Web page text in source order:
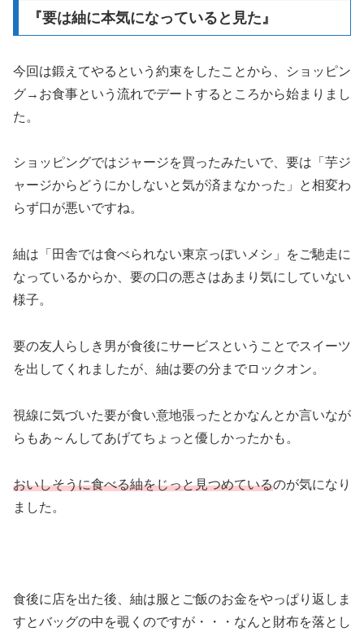
『要は紬に本気になっていると見た』
今回は鍛えてやるという約束をしたことから、ショッピン
グ→お食事という流れでデートするところから始まりまし
た。
ショッピングではジャージを買ったみたいで、要は「芋ジ
ャージからどうにかしないと気が済まなかった」と相変わ
らず口が悪いですね。
紬は「田舎では食べられない東京っぽいメシ」をご馳走に
なっているからか、要の口の悪さはあまり気にしていない
様子。
要の友人らしき男が食後にサービスということでスイーツ
を出してくれましたが、紬は要の分までロックオン。
視線に気づいた要が食い意地張ったとかなんとか言いなが
らもあ～んしてあげてちょっと優しかったかも。
おいしそうに食べる紬をじっと見つめているのが気になり
ました。
食後に店を出た後、紬は服とご飯のお金をやっぱり返しま
すとバッグの中を覗くのですが・・・なんと財布を落とし